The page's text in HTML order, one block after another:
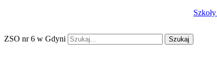
ZSO nr 6 w Gdyni Szukaj